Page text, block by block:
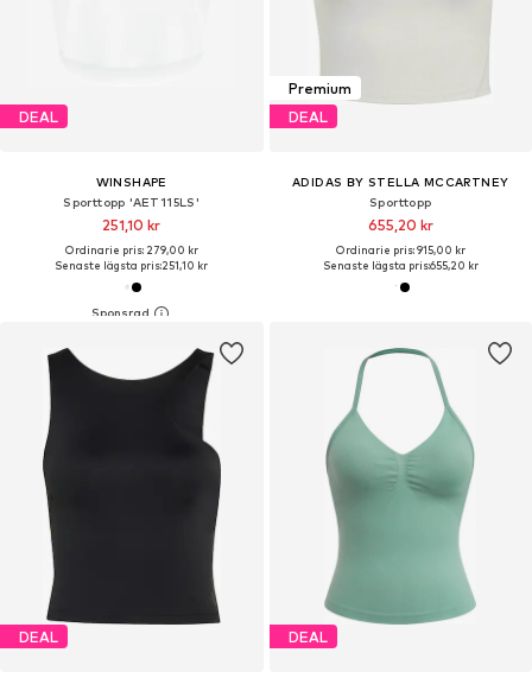
DEAL
WINSHAPE
Sporttopp 'AET115LS'
251,10 kr
Ordinarie pris: 279,00 kr
Senaste lägsta pris:251,10 kr
Premium
DEAL
ADIDAS BY STELLA MCCARTNEY
Sporttopp
655,20 kr
Ordinarie pris: 915,00 kr
Senaste lägsta pris:655,20 kr
DEAL DEAL